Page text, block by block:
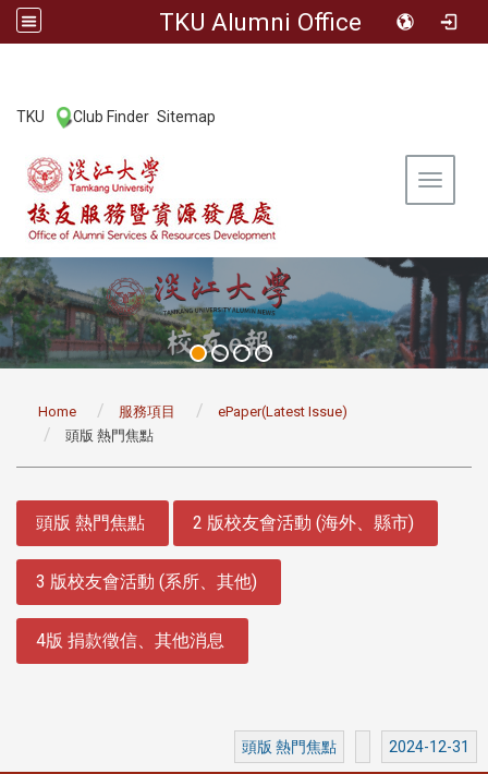
TKU Alumni Office
TKU Club Finder Sitemap
Toggle
Home 服務項目
ePaper(Latest Issue)
頭版 熱門焦點
頭版 熱門焦點 2 版校友會活動 (海外、縣市)
3 版校友會活動 (系所、其他)
4版 捐款徵信、其他消息
頭版 熱門焦點 2024-12-31